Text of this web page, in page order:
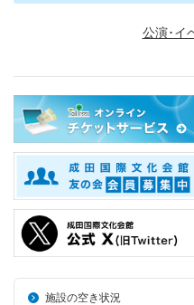
公演･イ
施設の空き状況